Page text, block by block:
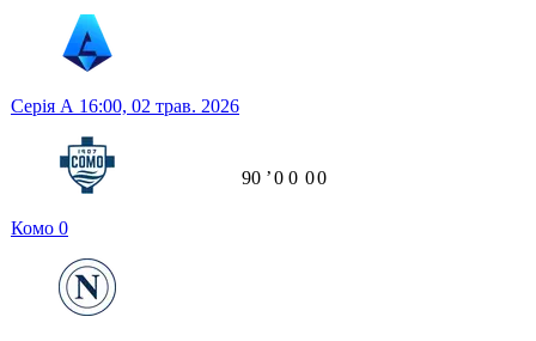
Серія А 16:00, 02 трав. 2026
Комо 0
90 ʼ0 0 00